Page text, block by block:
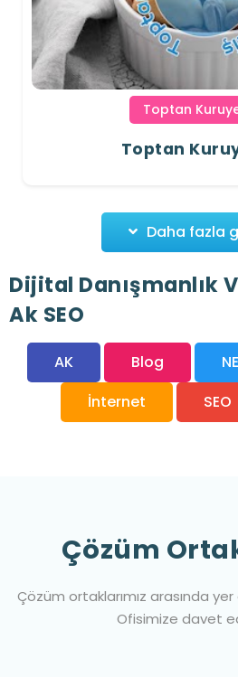
Toptan
Toptan
Daha fazla
Dijital Danışmanlık
Ak SEO
AK Blog
İnternet
SEO
Çözüm
Çözüm ortaklarımız arasında
Ofisimize davet